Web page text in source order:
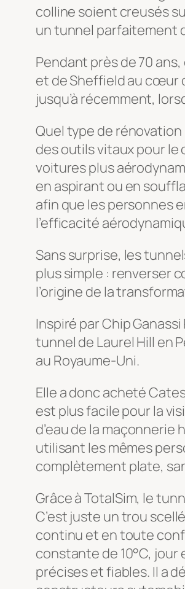
colline soient creusés
un tunnel parfaitement
Pendant près de 70
et de Sheffield au cœur
jusqu’à récemment,
Quel type de
des outils vitaux pour
voitures plus
en aspirant ou en
afin que les personnes
l’efficacité
Sans surprise, les
plus simple : renverser
l’origine de la
Inspiré par Chip
tunnel de Laurel Hill en
au Royaume-Uni.
Elle a donc acheté
est plus facile pour la
d’eau de la
utilisant les mêmes
complètement plate,
Grâce à TotalSim, le
C’est juste un trou
continu et en toute
constante de 10°C,
précises et fiables. Il a